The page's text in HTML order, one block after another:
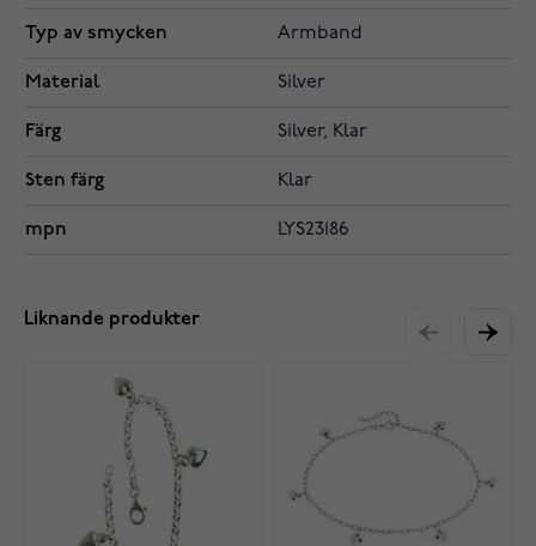
Typ av smycken Armband
Material Silver
Färg Silver, Klar
Sten färg Klar
mpn LYS23186
Liknande produkter